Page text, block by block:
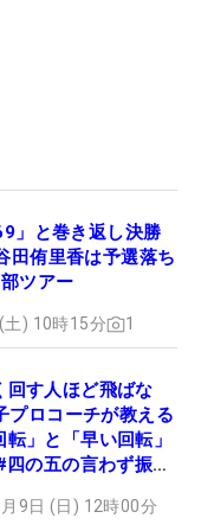
」と巻き返し決勝
侑里香は予選落ち
ツアー
) 10時15分 1
回す人ほど飛ばな
プロコーチが教える
転」と「早い回転」
の五の言わず振り
9日 (日) 12時00分